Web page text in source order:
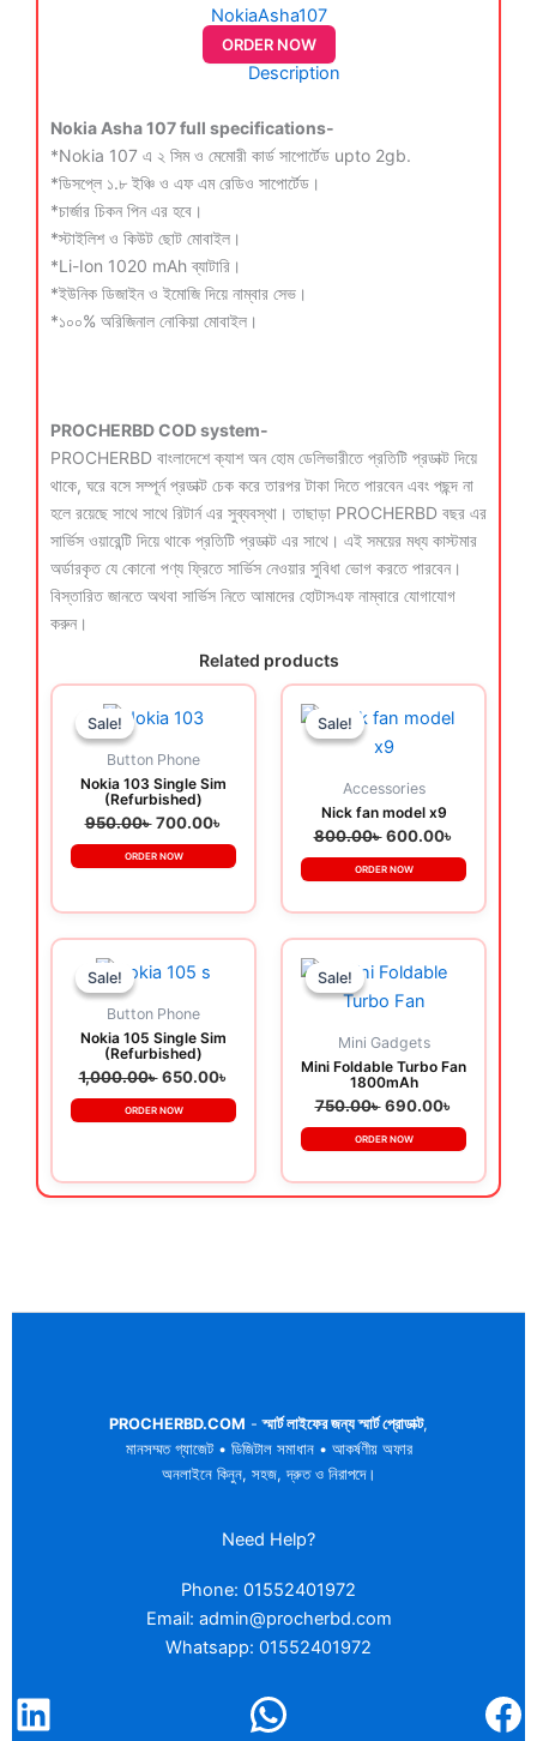
NokiaAsha107
ORDER NOW
Description
Nokia Asha 107 full specifications-
*Nokia 107 এ ২ সিম ও মেমোরী কার্ড সাপোর্টেড upto 2gb.
*ডিসপ্লে ১.৮ ইঞ্চি ও এফ এম রেডিও সাপোর্টেড।
*চার্জার চিকন পিন এর হবে।
*স্টাইলিশ ও কিউট ছোট মোবাইল।
*Li-Ion 1020 mAh ব্যাটারি।
*ইউনিক ডিজাইন ও ইমোজি দিয়ে নাম্বার সেভ।
*১০০% অরিজিনাল নোকিয়া মোবাইল।
PROCHERBD COD system-
PROCHERBD বাংলাদেশে ক্যাশ অন হোম ডেলিভারীতে প্রতিটি প্রডাক্ট দিয়ে
থাকে, ঘরে বসে সম্পূর্ন প্রডাক্ট চেক করে তারপর টাকা দিতে পারবেন এবং পছন্দ না
হলে রয়েছে সাথে সাথে রিটার্ন এর সুব্যবস্থা। তাছাড়া PROCHERBD বছর এর
সার্ভিস ওয়ারেন্টি দিয়ে থাকে প্রতিটি প্রডাক্ট এর সাথে। এই সময়ের মধ্য কাস্টমার
অর্ডারকৃত যে কোনো পণ্য ফ্রিতে সার্ভিস নেওয়ার সুবিধা ভোগ করতে পারবেন।
বিস্তারিত জানতে অথবা সার্ভিস নিতে আমাদের হোটাসএফ নাম্বারে যোগাযোগ
করুন।
Related products
Sale!
Sale!
Button Phone
Nokia 103 Single Sim
(Refurbished)
950.00৳
price
950.00৳ .
700.00৳
Current
ORDER NOW
Sale!
Sale!
Accessories
Nick fan model x9
800.00৳
price
was:
800.00৳ .
600.00৳
Current
price
ORDER NOW
Sale!
Sale!
Button Phone
Nokia 105 Single Sim
(Refurbished)
1,000.00৳
price
1,000.00৳ .
650.00৳
Current
ORDER NOW
Sale!
Sale!
Mini Gadgets
Mini Foldable Turbo Fan
1800mAh
750.00৳
price
was:
750.00৳ .
690.00৳
Current
ORDER NOW
PROCHERBD.COM -স্মার্ট লাইফের জন্য স্মার্ট প্রোডাক্ট,
মানসম্মত গ্যাজেট • ডিজিটাল সমাধান • আকর্ষণীয় অফার
অনলাইনে কিনুন, সহজ, দ্রুত ও নিরাপদে।
Need Help?
Phone: 01552401972
Email: admin@procherbd.com
Whatsapp: 01552401972